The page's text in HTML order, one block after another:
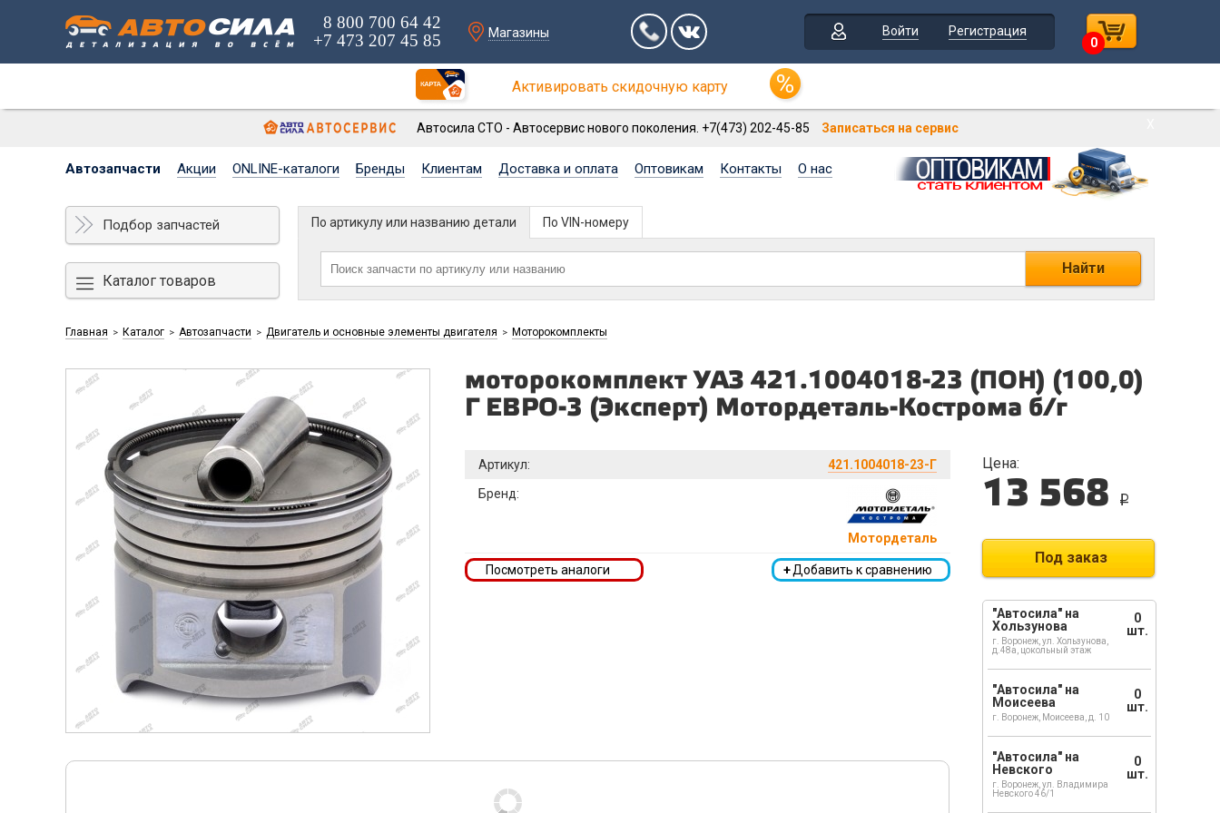
8 800 700 64 42
+7 473 207 45 85
Магазины Войти
Регистрация
0
Активировать скидочную карту
Автосила СТО - Автосервис нового поколения. +7(473) 202-45-85 Записаться на сервис
Автозапчасти Акции ONLINE-каталоги Бренды Клиентам Доставка и оплата Оптовикам Контакты О нас
Подбор запчастей
Каталог товаров
По артикулу или названию детали
Найти
По VIN-номеру
Главная > Каталог > Автозапчасти > Двигатель и основные элементы двигателя > Моторокомплекты
моторокомплект УАЗ 421.1004018-23 (ПОН) (100,0)
Г ЕВРО-3 (Эксперт) Мотордеталь-Кострома б/г
Артикул:
421.1004018-23-Г
Бренд:
Мотордеталь
+Добавить к сравнению
Посмотреть аналоги
Цена:
13 568 i
Под заказ
"Автосила" на
Хользунова
г. Воронеж, ул. Хользунова,
д.48а, цокольный этаж
0
шт.
"Автосила" на
Моисеева
г. Воронеж, Моисеева, д. 10
0
шт.
"Автосила" на
Невского
г. Воронеж, ул. Владимира
Невского 46/1
0
шт.